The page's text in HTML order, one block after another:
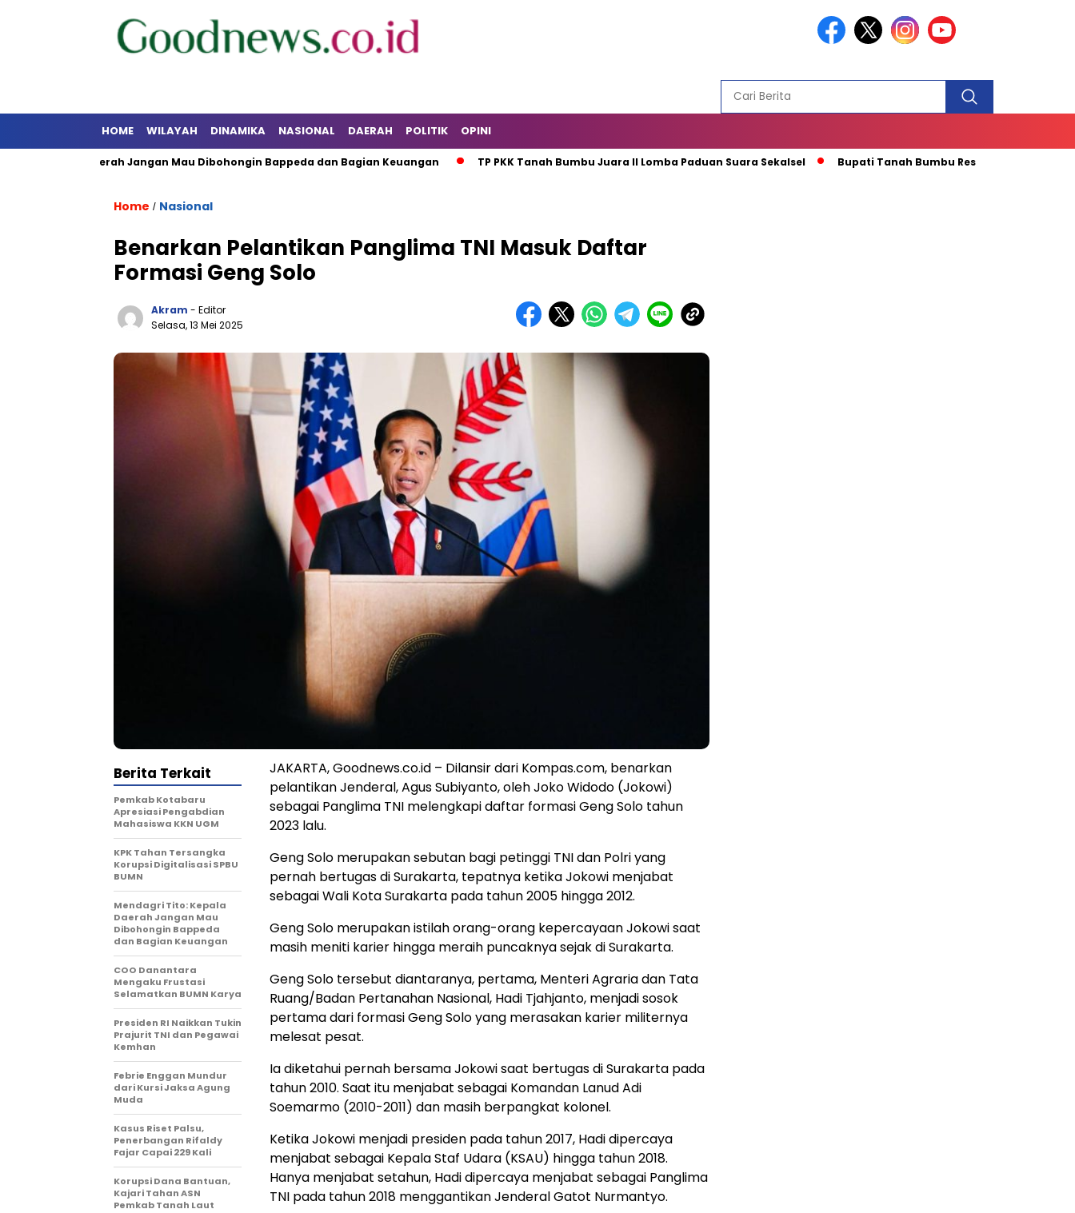
HOME WILAYAH DINAMIKA NASIONAL DAERAH POLITIK OPINI
Kepala Daerah Jangan Mau Dibohongin Bappeda dan Bagian Keuangan TP PKK Tanah Bumbu Juara II Lomba Paduan Suara Sekalsel Bupati Tanah Bumbu Resmikan Pemusatan
Home / Nasional
Benarkan Pelantikan Panglima TNI Masuk Daftar
Formasi Geng Solo
Akram - Editor
Selasa, 13 Mei 2025
JAKARTA, Goodnews.co.id – Dilansir dari Kompas.com, benarkan
pelantikan Jenderal, Agus Subiyanto, oleh Joko Widodo (Jokowi)
sebagai Panglima TNI melengkapi daftar formasi Geng Solo tahun
2023 lalu.
Geng Solo merupakan sebutan bagi petinggi TNI dan Polri yang
pernah bertugas di Surakarta, tepatnya ketika Jokowi menjabat
sebagai Wali Kota Surakarta pada tahun 2005 hingga 2012.
Geng Solo merupakan istilah orang-orang kepercayaan Jokowi saat
masih meniti karier hingga meraih puncaknya sejak di Surakarta.
Geng Solo tersebut diantaranya, pertama, Menteri Agraria dan Tata
Ruang/Badan Pertanahan Nasional, Hadi Tjahjanto, menjadi sosok
pertama dari formasi Geng Solo yang merasakan karier militernya
melesat pesat.
Ia diketahui pernah bersama Jokowi saat bertugas di Surakarta pada
tahun 2010. Saat itu menjabat sebagai Komandan Lanud Adi
Soemarmo (2010-2011) dan masih berpangkat kolonel.
Ketika Jokowi menjadi presiden pada tahun 2017, Hadi dipercaya
menjabat sebagai Kepala Staf Udara (KSAU) hingga tahun 2018.
Hanya menjabat setahun, Hadi dipercaya menjabat sebagai Panglima
TNI pada tahun 2018 menggantikan Jenderal Gatot Nurmantyo.
Berita Terkait
Pemkab Kotabaru
Apresiasi Pengabdian
Mahasiswa KKN UGM
KPK Tahan Tersangka
Korupsi Digitalisasi SPBU
BUMN
Mendagri Tito: Kepala
Daerah Jangan Mau
Dibohongin Bappeda
dan Bagian Keuangan
COO Danantara
Mengaku Frustasi
Selamatkan BUMN Karya
Presiden RI Naikkan Tukin
Prajurit TNI dan Pegawai
Kemhan
Febrie Enggan Mundur
dari Kursi Jaksa Agung
Muda
Kasus Riset Palsu,
Penerbangan Rifaldy
Fajar Capai 229 Kali
Korupsi Dana Bantuan,
Kajari Tahan ASN
Pemkab Tanah Laut